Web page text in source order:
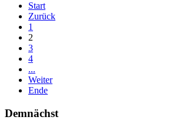
Start
Zurück
1
2
3
4
...
Weiter
Ende
Demnächst